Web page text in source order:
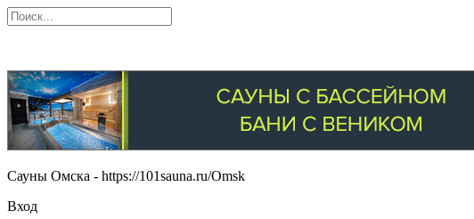
Сауны Омска - https://101sauna.ru/Omsk
Вход